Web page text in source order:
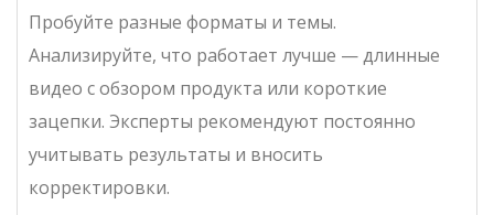
Пробуйте разные форматы и темы.
Анализируйте, что работает лучше — длинные
видео с обзором продукта или короткие
зацепки. Эксперты рекомендуют постоянно
учитывать результаты и вносить
корректировки.